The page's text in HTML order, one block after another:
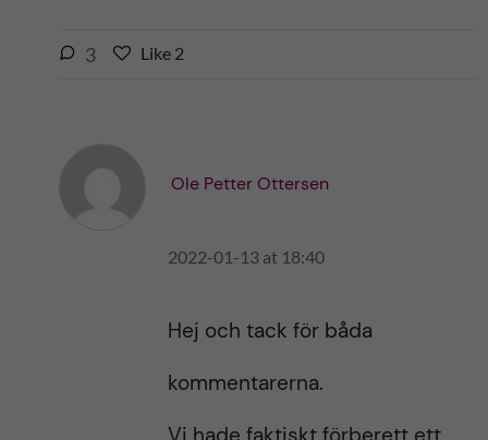
3
L
t
i
Like 2l
t
s
s
Ole Petter Ottersen
2022-01-13 at 18:40
Hej och tack för båda
kommentarerna.